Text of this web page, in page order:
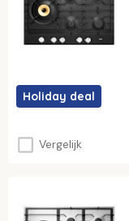
Holiday deal
Vergelijk